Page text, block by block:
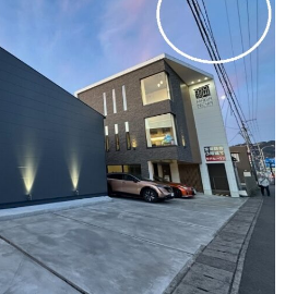
地･中古住宅)